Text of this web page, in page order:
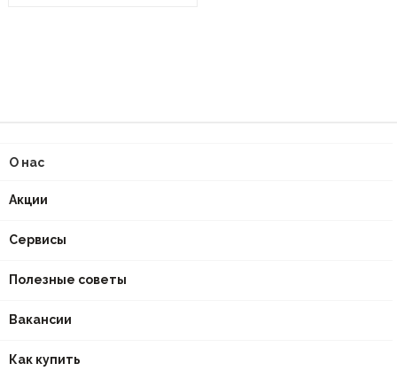
О нас
Акции
Сервисы
Полезные советы
Вакансии
Как купить